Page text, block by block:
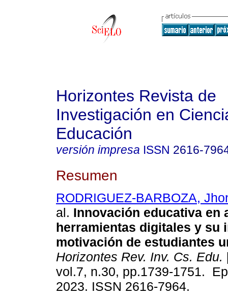
Horizontes Revista de
Investigación en
Educación
versión impresa ISSN 2616-
Resumen
RODRIGUEZ-BARBOZA,
al. Innovación educativa en
herramientas digitales y su
motivación de estudiantes
Horizontes Rev. Inv. Cs. Edu.
vol.7, n.30, pp.1739-1751.
2023. ISSN 2616-7964.